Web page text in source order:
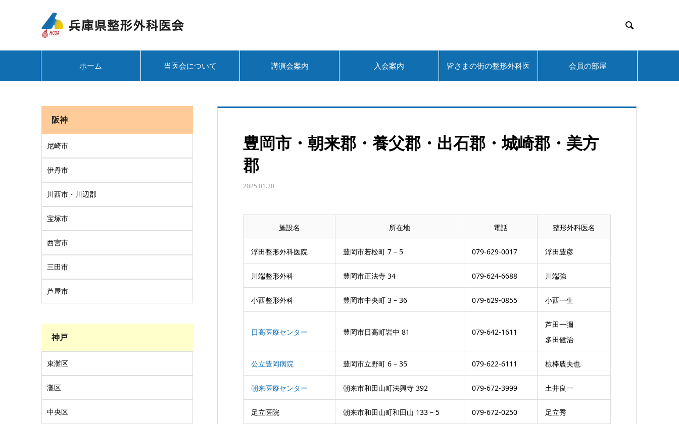

ホーム 当医会について 講演会案内 入会案内 皆さまの街の整形外科医 会員の部屋
豊岡市・朝来郡・養父郡・出石郡・城崎郡・美方
郡
2025.01.20
施設名 所在地 電話 整形外科医名
浮田整形外科医院 豊岡市若松町 7 – 5 079-629-0017 浮田豊彦
川端整形外科 豊岡市正法寺 34 079-624-6688 川端強
小西整形外科 豊岡市中央町 3 – 36 079-629-0855 小西一生
日高医療センター 豊岡市日高町岩中 81 079-642-1611
芦田一彌
多田健治
公立豊岡病院 豊岡市立野町 6 – 35 079-622-6111 椋棒農夫也
朝来医療センター 朝来市和田山町法興寺 392 079-672-3999 土井良一
足立医院 朝来市和田山町和田山 133 – 5 079-672-0250 足立秀
阪神
尼崎市
伊丹市
川西市・川辺郡
宝塚市
西宮市
三田市
芦屋市
神戸
東灘区
灘区
中央区